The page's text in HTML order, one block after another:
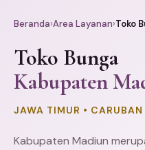
Beranda›Area Layanan›Toko
Toko Bunga
Kabupaten
JAWA TIMUR •
Kabupaten Madiun